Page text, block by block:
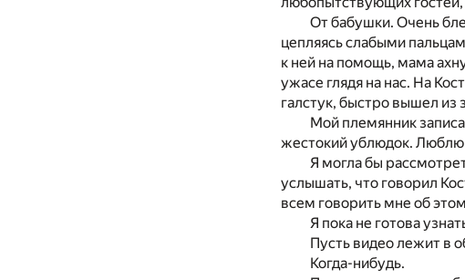
От бабушки. Очень
цепляясь слабыми
к ней на помощь, мама
ужасе глядя на нас. На
галстук, быстро вышел из
Мой племянник
жестокий ублюдок. Люблю
Я могла бы
услышать, что говорил
всем говорить мне об
Я пока не готова
Пусть видео лежит в
Когда-нибудь.